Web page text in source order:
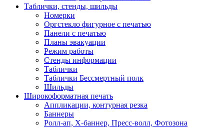
Таблички, стенды, шильды
Номерки
Оргстекло фигурное с печатью
Панели с печатью
Планы эвакуации
Режим работы
Стенды информации
Таблички
Таблички Бессмертный полк
Шильды
Широкоформатная печать
Аппликации, контурная резка
Баннеры
Ролл-ап, X-баннер, Пресс-волл, Фотозона